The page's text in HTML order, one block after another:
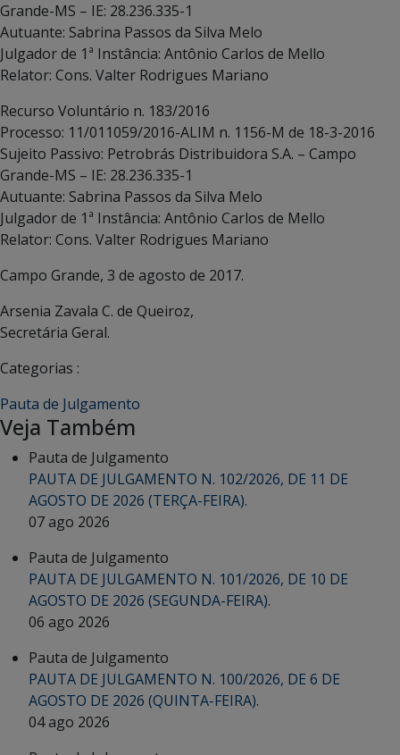
Grande-MS – IE: 28.236.335-1
Autuante: Sabrina Passos da Silva Melo
Julgador de 1ª Instância: Antônio Carlos de Mello
Relator: Cons. Valter Rodrigues Mariano
Recurso Voluntário n. 183/2016
Processo: 11/011059/2016-ALIM n. 1156-M de 18-3-2016
Sujeito Passivo: Petrobrás Distribuidora S.A. – Campo
Grande-MS – IE: 28.236.335-1
Autuante: Sabrina Passos da Silva Melo
Julgador de 1ª Instância: Antônio Carlos de Mello
Relator: Cons. Valter Rodrigues Mariano
Campo Grande, 3 de agosto de 2017.
Arsenia Zavala C. de Queiroz,
Secretária Geral.
Categorias :
Pauta de Julgamento
Veja Também
Pauta de Julgamento
PAUTA DE JULGAMENTO N. 102/2026, DE 11 DE
AGOSTO DE 2026 (TERÇA-FEIRA).
07 ago 2026
Pauta de Julgamento
PAUTA DE JULGAMENTO N. 101/2026, DE 10 DE
AGOSTO DE 2026 (SEGUNDA-FEIRA).
06 ago 2026
Pauta de Julgamento
PAUTA DE JULGAMENTO N. 100/2026, DE 6 DE
AGOSTO DE 2026 (QUINTA-FEIRA).
04 ago 2026